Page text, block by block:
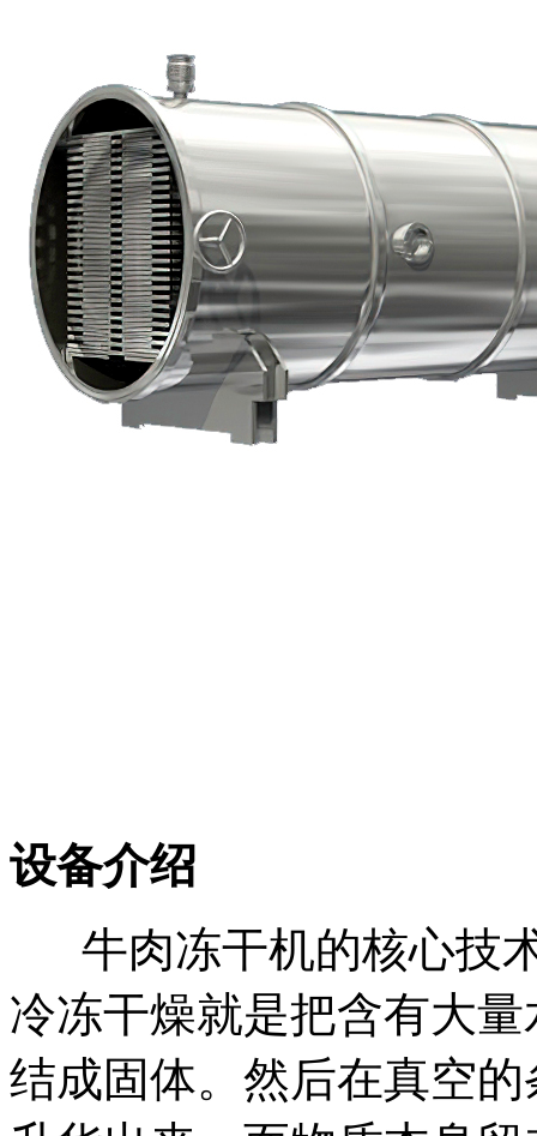
设备介绍
牛肉冻干机的核心技
冷冻干燥就是把含有大
结成固体。然后在真空